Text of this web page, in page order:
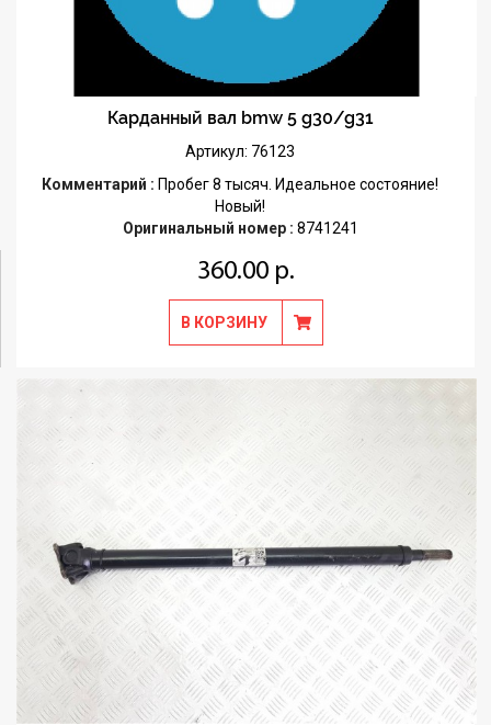
Карданный вал bmw 5 g30/g31
Артикул: 76123
Комментарий : Пробег 8 тысяч. Идеальное состояние!
Новый!
Оригинальный номер : 8741241
360.00 р.
В КОРЗИНУ